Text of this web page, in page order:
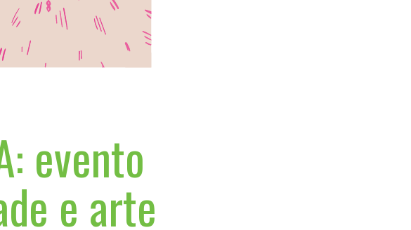
evento
e arte